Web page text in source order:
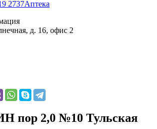
2737Аптека
д. 16, офис 2
пор 2,0 №10 Тульская